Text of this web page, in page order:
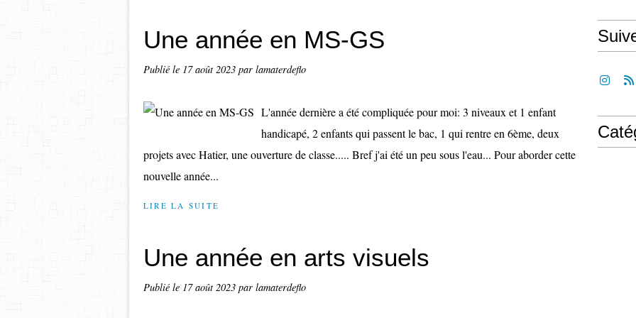
Une année en MS-GS
Publié le 17 août 2023 par lamaterdeflo
L'année dernière a été compliquée pour moi: 3 niveaux et 1 enfant
handicapé, 2 enfants qui passent le bac, 1 qui rentre en 6ème, deux
projets avec Hatier, une ouverture de classe..... Bref j'ai été un peu sous l'eau... Pour aborder cette
nouvelle année...
LIRE LA SUITE
Une année en arts visuels
Publié le 17 août 2023 par lamaterdeflo